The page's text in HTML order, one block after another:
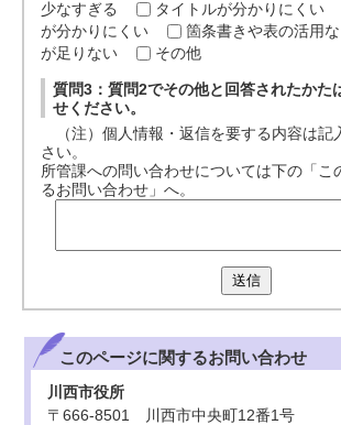
少なすぎる
タイトルが分かりにくい
が分かりにくい
箇条書きや表の活用
が足りない
その他
質問3：質問2でその他と回答されたかた
せください。
（注）個人情報・返信を要する内容は記
さい。
所管課への問い合わせについては下の「こ
るお問い合わせ」へ。
送信
このページに関するお問い合わせ
川西市役所
〒666-8501 川西市中央町12番1号